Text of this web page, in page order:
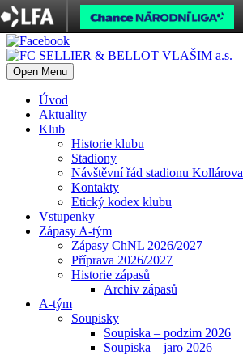
Open Menu
Úvod
Aktuality
Klub
Historie klubu
Stadiony
Návštěvní řád stadionu Kollárova
Kontakty
Etický kodex klubu
Vstupenky
Zápasy A-tým
Zápasy ChNL 2026/2027
Příprava 2026/2027
Historie zápasů
Archiv zápasů
A-tým
Soupisky
Soupiska – podzim 2026
Soupiska – jaro 2026